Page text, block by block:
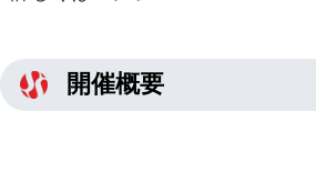
開催概要